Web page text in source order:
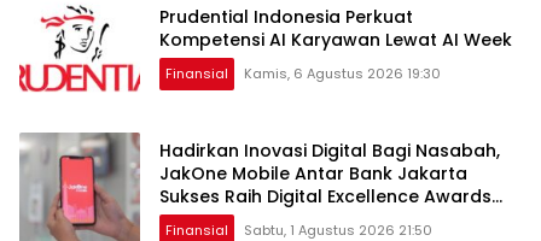
Prudential Indonesia Perkuat
Kompetensi AI Karyawan Lewat AI Week
Finansial Kamis, 6 Agustus 2026 19:30
Hadirkan Inovasi Digital Bagi Nasabah,
JakOne Mobile Antar Bank Jakarta
Sukses Raih Digital Excellence Awards
2026
Finansial Sabtu, 1 Agustus 2026 21:50